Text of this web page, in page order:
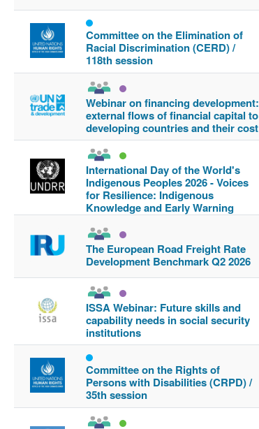
Committee on the Elimination of
Racial Discrimination (CERD) /
118th session
Webinar on financing development:
external flows of financial capital to
developing countries and their cost
International Day of the World's
Indigenous Peoples 2026 - Voices
for Resilience: Indigenous
Knowledge and Early Warning
Systems
The European Road Freight Rate
Development Benchmark Q2 2026
ISSA Webinar: Future skills and
capability needs in social security
institutions
Committee on the Rights of
Persons with Disabilities (CRPD) /
35th session